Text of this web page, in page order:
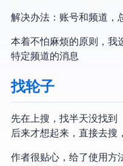
解决办法：账号和频道，总
本着不怕麻烦的原则，我选
特定频道的消息
找轮子
先在google上搜，找半天没找到
后来才想起来，直接去github
作者很贴心，给了使用方